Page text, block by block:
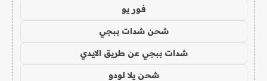
فور يو
شحن شدات ببجي
شدات ببجي عن طريق الايدي
شحن يلا لودو